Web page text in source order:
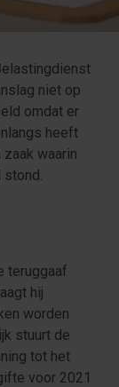
niet op
omdat er
heeft
waarin
stond.
teruggaaf
hij
worden
stuurt de
tot het
voor 2021